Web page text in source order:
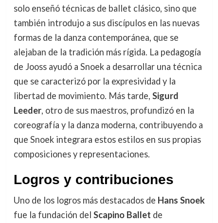
solo enseñó técnicas de ballet clásico, sino que
también introdujo a sus discípulos en las nuevas
formas de la danza contemporánea, que se
alejaban de la tradición más rígida. La pedagogía
de Jooss ayudó a Snoek a desarrollar una técnica
que se caracterizó por la expresividad y la
libertad de movimiento. Más tarde, Sigurd
Leeder, otro de sus maestros, profundizó en la
coreografía y la danza moderna, contribuyendo a
que Snoek integrara estos estilos en sus propias
composiciones y representaciones.
Logros y contribuciones
Uno de los logros más destacados de Hans Snoek
fue la fundación del Scapino Ballet de